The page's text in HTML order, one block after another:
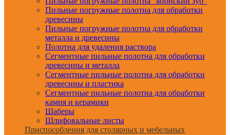
Пильные погружные полотна для обработки
древесины
Пильные погружные полотна для обработки
металла и древесины
Полотна для удаления раствора
Сегментные пильные полотна для обработки
древесины и металла
Сегментные пильные полотна для обработки
древесины и пластика
Сегментные пильные полотна для обработки
камня и керамики
Шаберы
Шлифовальные листы
Приспособления для столярных и мебельных